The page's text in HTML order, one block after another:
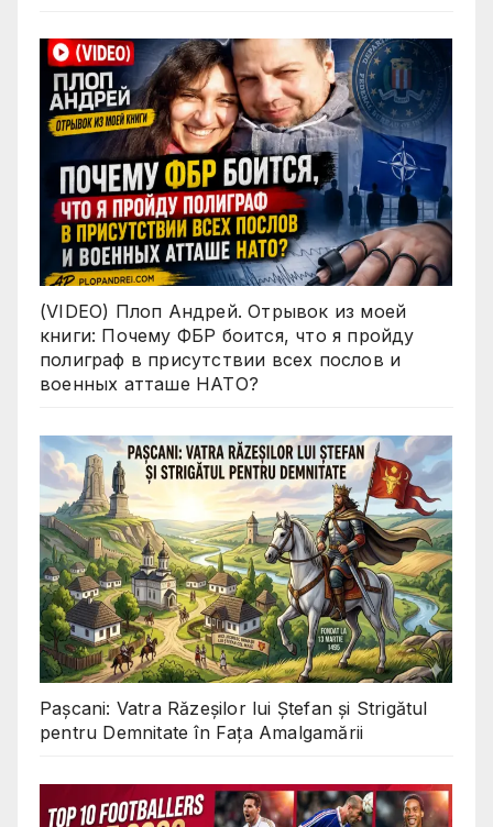
(VIDEO) Плоп Андрей. Отрывок из моей
книги: Почему ФБР боится, что я пройду
полиграф в присутствии всех послов и
военных атташе НАТО?
Pașcani: Vatra Răzeșilor lui Ștefan și Strigătul
pentru Demnitate în Fața Amalgamării